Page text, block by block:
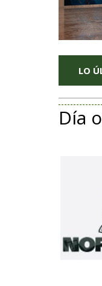
LO
Día